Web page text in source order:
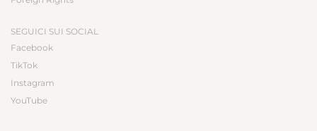
SEGUICI SUI SOCIAL
Facebook
TikTok
Instagram
YouTube